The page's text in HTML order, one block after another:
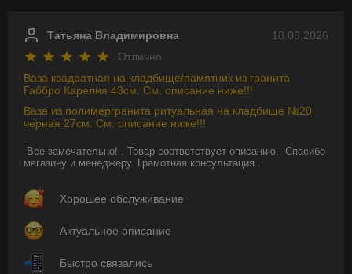
18.06.2026
Татьяна Владимировна
Отлично
Ваза квадратная на кладбище/памятник из гранита
Габбро Карелия 43см. См. описание ниже!!!
Ваза из полимергранита ритуальная на кладбище №20
черная 27см. См. описание ниже!!!
Все замечательно! . Товар соответствует описанию.  Спасибо
магазину и менеджеру. Грамотная консультация .
Хорошее обслуживание
Актуальное описание
Быстро связались